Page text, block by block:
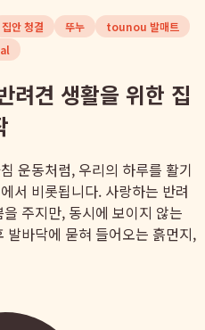
집안 청결 뚜누
tounou 발매트
려견 생활을 위한 집
운동처럼, 우리의 하루를 활기
서 비롯됩니다. 사랑하는 반려
주지만, 동시에 보이지 않는
발바닥에 묻혀 들어오는 흙먼지,